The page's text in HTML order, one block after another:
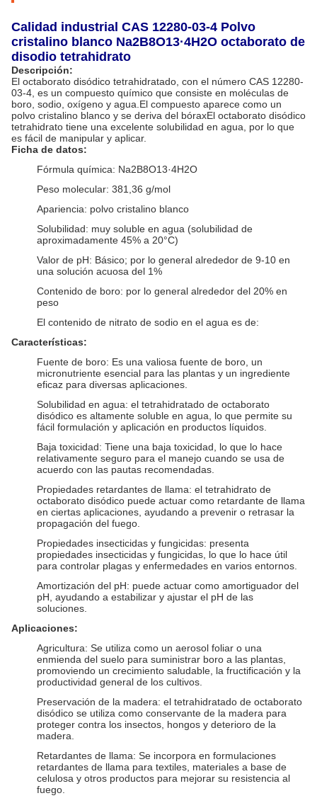
Calidad industrial CAS 12280-03-4 Polvo
cristalino blanco Na2B8O13·4H2O octaborato de
disodio tetrahidrato
Descripción:
El octaborato disódico tetrahidratado, con el número CAS 12280-
03-4, es un compuesto químico que consiste en moléculas de
boro, sodio, oxígeno y agua.El compuesto aparece como un
polvo cristalino blanco y se deriva del bóraxEl octaborato disódico
tetrahidrato tiene una excelente solubilidad en agua, por lo que
es fácil de manipular y aplicar.
Ficha de datos:
Fórmula química: Na2B8O13·4H2O
Peso molecular: 381,36 g/mol
Apariencia: polvo cristalino blanco
Solubilidad: muy soluble en agua (solubilidad de
aproximadamente 45% a 20°C)
Valor de pH: Básico; por lo general alrededor de 9-10 en
una solución acuosa del 1%
Contenido de boro: por lo general alrededor del 20% en
peso
El contenido de nitrato de sodio en el agua es de:
Características:
Fuente de boro: Es una valiosa fuente de boro, un
micronutriente esencial para las plantas y un ingrediente
eficaz para diversas aplicaciones.
Solubilidad en agua: el tetrahidratado de octaborato
disódico es altamente soluble en agua, lo que permite su
fácil formulación y aplicación en productos líquidos.
Baja toxicidad: Tiene una baja toxicidad, lo que lo hace
relativamente seguro para el manejo cuando se usa de
acuerdo con las pautas recomendadas.
Propiedades retardantes de llama: el tetrahidrato de
octaborato disódico puede actuar como retardante de llama
en ciertas aplicaciones, ayudando a prevenir o retrasar la
propagación del fuego.
Propiedades insecticidas y fungicidas: presenta
propiedades insecticidas y fungicidas, lo que lo hace útil
para controlar plagas y enfermedades en varios entornos.
Amortización del pH: puede actuar como amortiguador del
pH, ayudando a estabilizar y ajustar el pH de las
soluciones.
Aplicaciones:
Agricultura: Se utiliza como un aerosol foliar o una
enmienda del suelo para suministrar boro a las plantas,
promoviendo un crecimiento saludable, la fructificación y la
productividad general de los cultivos.
Preservación de la madera: el tetrahidratado de octaborato
disódico se utiliza como conservante de la madera para
proteger contra los insectos, hongos y deterioro de la
madera.
Retardantes de llama: Se incorpora en formulaciones
retardantes de llama para textiles, materiales a base de
celulosa y otros productos para mejorar su resistencia al
fuego.